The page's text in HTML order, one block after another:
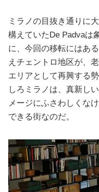
ミラノの目抜き通りに
構えていたDe Padvaは
に、今回の移転にはあ
えチェントロ地区が、
エリアとして再興する
しろミラノは、真新し
メージにふさわしくな
できる街なのだ。